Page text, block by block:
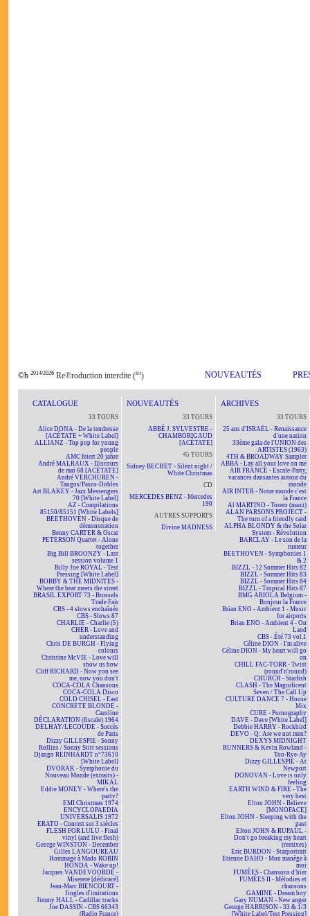
©b 2014/2026 Re℗roduction interdite (ici) NOUVEAUTÉS
CATALOGUE
33 TOURS
Alice DONA - De la tendresse
[ACÉTATE + White Label]
ALLIANZ - Top pop for young
people
AMC feiert 20 jahre
André MALRAUX - Discours
de mai 68 [ACÉTATE]
André VERCHUREN -
Tangos/Pasos-Dobles
Art BLAKEY - Jazz Messengers
70 [White Label]
AZ - Compilations
85150/85151 [White Labels]
BEETHOVEN - Disque de
démonstration
Benny CARTER & Oscar
PETERSON Quartet - Alone
together
Big Bill BROONZY - Last
session volume 1
Billy Joe ROYAL - Test
Pressing [White Label]
BOBBY & THE MIDNITES -
Where the beat meets the street
BRASIL EXPORT 73 - Brussels
Trade Fair
CBS - 4 slows enchaînés
CBS - Slows 87
CHARLIE - Charlie (5)
CHER - Love and
understanding
Chris DE BURGH - Flying
colours
Christine McVIE - Love will
show us how
Cliff RICHARD - Now you see
me, now you don't
COCA-COLA Chansons
COCA-COLA Disco
COLD CHISEL - East
CONCRETE BLONDE -
Caroline
DÉCLARATION (fiscale) 1964
DELHAY/LECOUDE - Succès
de Paris
Dizzy GILLESPIE - Sonny
Rollins / Sonny Stitt sessions
Django REINHARDT n°73610
[White Label]
DVORAK - Symphonie du
Nouveau Monde (extraits) -
MIKAL
Eddie MONEY - Where's the
party?
EMI Christmas 1974
ENCYCLOPAEDIA
UNIVERSALIS 1972
ERATO - Concert sur 3 siècles
FLESH FOR LULU - Final
vinyl (and live flesh)
George WINSTON - December
Gilles LANGOUREAU
Hommage à Mado ROBIN
HONDA - Wake up!
Jacques VANDEVOORDE -
Miserere [dédicacé]
Jean-Marc BIENCOURT -
Jingles d'imitations
Jimmy HALL - Cadillac tracks
Joe DASSIN - CBS 66343
(Radio France)
NOUVEAUTÉS
33 TOURS
ABBÉ J. SYLVESTRE -
CHAMBORIGAUD
[ACÉTATE]
45 TOURS
Sidney BECHET - Silent night /
White Christmas
CD
MERCEDES BENZ - Mercedes
190
AUTRES SUPPORTS
Divine MADNESS
ARCHIVES
33 TOURS
25 ans d'ISRAËL - Renaissance
d'une nation
33ème gala de l'UNION des
ARTISTES (1963)
4TH & BROADWAY Sampler
ABBA - Lay all your love on me
AIR FRANCE - Escale-Party,
vacances dansantes autour du
monde
AIR INTER - Notre monde c'est
la France
Al MARTINO - Torero (maxi)
ALAN PARSONS PROJECT -
The turn of a friendly card
ALPHA BLONDY & the Solar
System - Révolution
BARCLAY - Le son de la
rumeur
BEETHOVEN - Symphonies 1
& 2
BIZZL - 12 Sommer Hits 82
BIZZL - Sommer Hits 83
BIZZL - Sommer Hits 84
BIZZL - Tropical Hits 87
BMG ARIOLA Belgium -
Bonjour la France
Brian ENO - Ambient 1 - Music
for airports
Brian ENO - Ambient 4 - On
Land
CBS - Été 73 vol.1
Céline DION - I'm alive
Céline DION - My heart will go
on
CHILL FAC-TORR - Twist
(round'n'round)
CHURCH - Starfish
CLASH - The Magnificent
Seven / The Call Up
CULTURE DANCE 7 - House
Mix
CURE - Pornography
DAVE - Dave [White Label]
Debbie HARRY - Rockbird
DEVO - Q: Are we not men?
DEXYS MIDNIGHT
RUNNERS & Kevin Rowland -
Too-Rye-Ay
Dizzy GILLESPIE - At
Newport
DONOVAN - Love is only
feeling
EARTH WIND & FIRE - The
very best
Elton JOHN - Believe
[MONOFACE]
Elton JOHN - Sleeping with the
past
Elton JOHN & RUPAUL -
Don't go breaking my heart
(remixes)
Eric BURDON - Starportrait
Etienne DAHO - Mon manège à
moi
FUMÉES - Chansons d'hier
FUMÉES II - Mélodies et
chansons
GAMINE - Dream boy
Gary NUMAN - New anger
George HARRISON - 33 & 1/3
[White Label/Test Pressing]